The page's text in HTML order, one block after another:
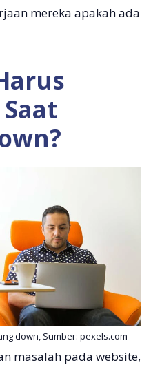
mereka apakah ada
down, Sumber: pexels.com
masalah pada website,